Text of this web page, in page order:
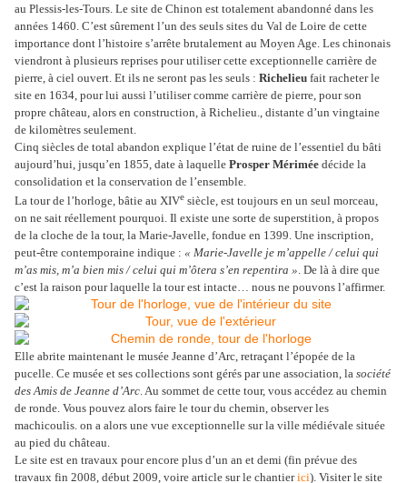
au Plessis-les-Tours. Le site de Chinon est totalement abandonné dans les
années 1460. C’est sûrement l’un des seuls sites du Val de Loire de cette
importance dont l’histoire s’arrête brutalement au Moyen Age. Les chinonais
viendront à plusieurs reprises pour utiliser cette exceptionnelle carrière de
pierre, à ciel ouvert. Et ils ne seront pas les seuls : Richelieu fait racheter le
site en 1634, pour lui aussi l’utiliser comme carrière de pierre, pour son
propre château, alors en construction, à Richelieu., distante d’un vingtaine
de kilomètres seulement.
Cinq siècles de total abandon explique l’état de ruine de l’essentiel du bâti
aujourd’hui, jusqu’en 1855, date à laquelle Prosper Mérimée décide la
consolidation et la conservation de l’ensemble.
La tour de l’horloge, bâtie au XIVe siècle, est toujours en un seul morceau,
on ne sait réellement pourquoi. Il existe une sorte de superstition, à propos
de la cloche de la tour, la Marie-Javelle, fondue en 1399. Une inscription,
peut-être contemporaine indique : « Marie-Javelle je m’appelle / celui qui
m’as mis, m’a bien mis / celui qui m’ôtera s’en repentira ». De là à dire que
c’est la raison pour laquelle la tour est intacte… nous ne pouvons l’affirmer.
Elle abrite maintenant le musée Jeanne d’Arc, retraçant l’épopée de la
pucelle. Ce musée et ses collections sont gérés par une association, la société
des Amis de Jeanne d’Arc. Au sommet de cette tour, vous accédez au chemin
de ronde. Vous pouvez alors faire le tour du chemin, observer les
machicoulis. on a alors une vue exceptionnelle sur la ville médiévale située
au pied du château.
Le site est en travaux pour encore plus d’un an et demi (fin prévue des
travaux fin 2008, début 2009, voire article sur le chantierici). Visiter le site